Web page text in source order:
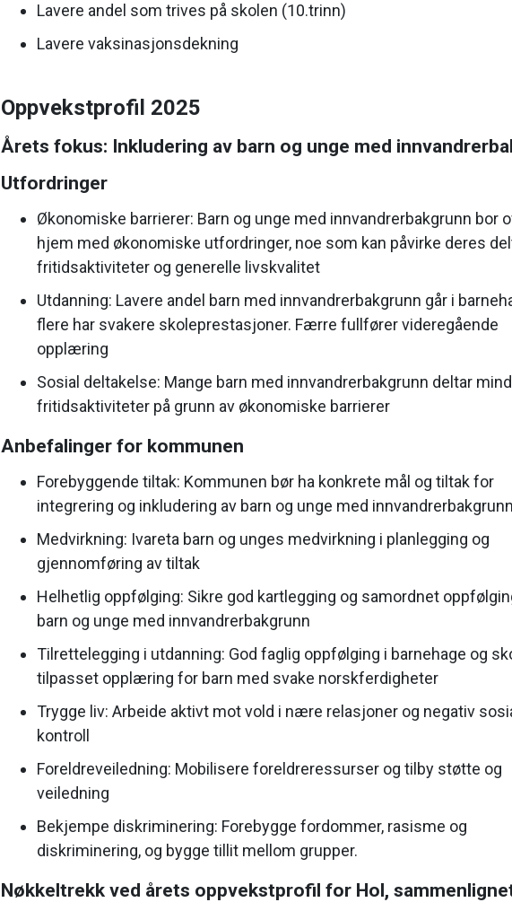
Lavere andel som trives på skolen (10.trinn)
Lavere vaksinasjonsdekning
Oppvekstprofil 2025
Årets fokus: Inkludering av barn og unge med
Utfordringer
Økonomiske barrierer: Barn og unge med innvandrerbakgrunn bor
hjem med økonomiske utfordringer, noe som kan påvirke deres
fritidsaktiviteter og generelle livskvalitet
Utdanning: Lavere andel barn med innvandrerbakgrunn går i
flere har svakere skoleprestasjoner. Færre fullfører videregående
opplæring
Sosial deltakelse: Mange barn med innvandrerbakgrunn deltar
fritidsaktiviteter på grunn av økonomiske barrierer
Anbefalinger for kommunen
Forebyggende tiltak: Kommunen bør ha konkrete mål og tiltak for
integrering og inkludering av barn og unge med innvandrerbakgrunn
Medvirkning: Ivareta barn og unges medvirkning i planlegging og
gjennomføring av tiltak
Helhetlig oppfølging: Sikre god kartlegging og samordnet
barn og unge med innvandrerbakgrunn
Tilrettelegging i utdanning: God faglig oppfølging i barnehage og
tilpasset opplæring for barn med svake norskferdigheter
Trygge liv: Arbeide aktivt mot vold i nære relasjoner og negativ
kontroll
Foreldreveiledning: Mobilisere foreldreressurser og tilby støtte og
veiledning
Bekjempe diskriminering: Forebygge fordommer, rasisme og
diskriminering, og bygge tillit mellom grupper.
Nøkkeltrekk ved årets oppvekstprofil for Hol,